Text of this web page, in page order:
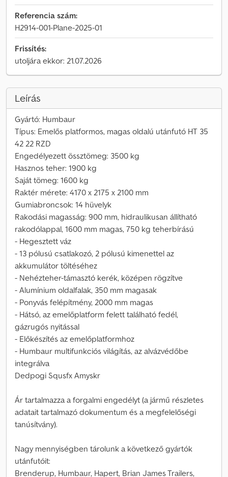
Referencia szám:
H2914-001-Plane-2025-01
Frissítés:
utoljára ekkor: 21.07.2026
Leírás
Gyártó: Humbaur
Típus: Emelős platformos, magas oldalú utánfutó HT 35
42 22 RZD
Engedélyezett össztömeg: 3500 kg
Hasznos teher: 1900 kg
Saját tömeg: 1600 kg
Raktér mérete: 4170 x 2175 x 2100 mm
Gumiabroncsok: 14 hüvelyk
Rakodási magasság: 900 mm, hidraulikusan állítható
rakodólappal, 1600 mm magas, 750 kg teherbírású
- Hegesztett váz
- 13 pólusú csatlakozó, 2 pólusú kimenettel az
akkumulátor töltéséhez
- Nehézteher-támasztó kerék, középen rögzítve
- Alumínium oldalfalak, 350 mm magasak
- Ponyvás felépítmény, 2000 mm magas
- Hátsó, az emelőplatform felett található fedél,
gázrugós nyitással
- Előkészítés az emelőplatformhoz
- Humbaur multifunkciós világítás, az alvázvédőbe
integrálva
Dedpogi Squsfx Amyskr
Ár tartalmazza a forgalmi engedélyt (a jármű részletes
adatait tartalmazó dokumentum és a megfelelőségi
tanúsítvány).
Nagy mennyiségben tárolunk a következő gyártók
utánfutóit:
Brenderup, Humbaur, Hapert, Brian James Trailers,